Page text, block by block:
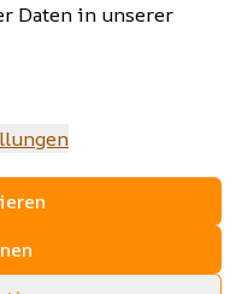
Daten in unserer